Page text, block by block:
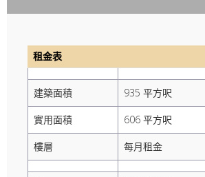
租金表
建築面積 935 平方呎
實用面積 606 平方呎
樓層 每月租金